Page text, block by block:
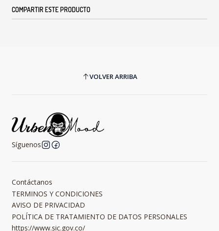
COMPARTIR ESTE PRODUCTO
VOLVER ARRIBA
Síguenos
Contáctanos
TERMINOS Y CONDICIONES
AVISO DE PRIVACIDAD
POLÍTICA DE TRATAMIENTO DE DATOS PERSONALES
https://www.sic.gov.co/